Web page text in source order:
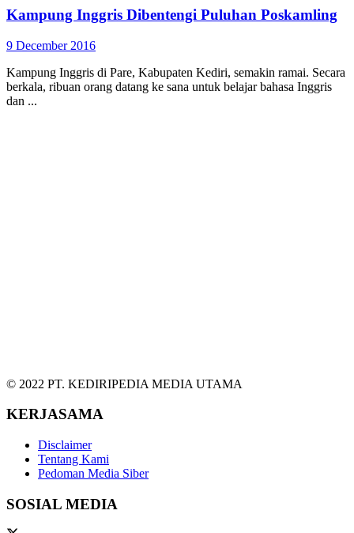
Kampung Inggris Dibentengi Puluhan Poskamling
9 December 2016
Kampung Inggris di Pare, Kabupaten Kediri, semakin ramai. Secara
berkala, ribuan orang datang ke sana untuk belajar bahasa Inggris
dan ...
© 2022 PT. KEDIRIPEDIA MEDIA UTAMA
KERJASAMA
Disclaimer
Tentang Kami
Pedoman Media Siber
SOSIAL MEDIA